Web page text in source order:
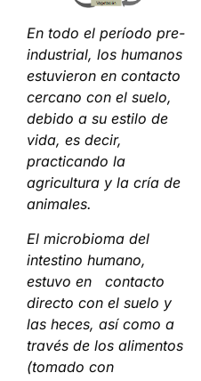
En todo el período pre-
industrial, los humanos
estuvieron en contacto
cercano con el suelo,
debido a su estilo de
vida, es decir,
practicando la
agricultura y la cría de
animales.
El microbioma del
intestino humano,
estuvo en contacto
directo con el suelo y
las heces, así como a
través de los alimentos
(tomado con